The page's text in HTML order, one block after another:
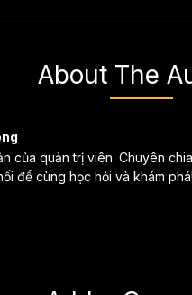
About The
của quản trị viên. Chuyên
để cùng học hỏi và khám phá!